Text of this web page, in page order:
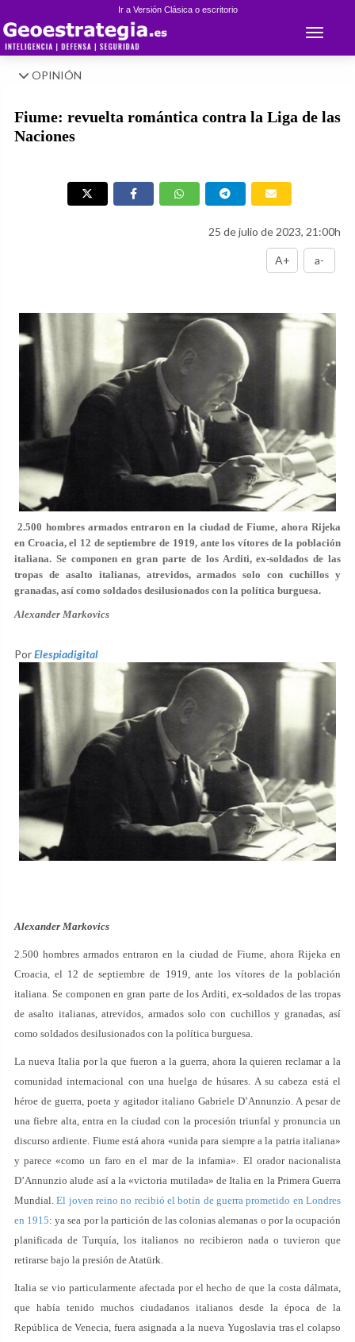
Ir a Versión Clásica o escritorio
Toggle
OPINIÓN
Fiume: revuelta romántica contra la Liga de las
Naciones
25 de julio de 2023, 21:00h
A+ a-
2.500 hombres armados entraron en la ciudad de Fiume, ahora Rijeka
en Croacia, el 12 de septiembre de 1919, ante los vítores de la población
italiana. Se componen en gran parte de los Arditi, ex-soldados de las
tropas de asalto italianas, atrevidos, armados solo con cuchillos y
granadas, así como soldados desilusionados con la política burguesa.
Alexander Markovics
PorElespiadigital
Alexander Markovics
2.500 hombres armados entraron en la ciudad de Fiume, ahora Rijeka en
Croacia, el 12 de septiembre de 1919, ante los vítores de la población
italiana. Se componen en gran parte de los Arditi, ex-soldados de las tropas
de asalto italianas, atrevidos, armados solo con cuchillos y granadas, así
como soldados desilusionados con la política burguesa.
La nueva Italia por la que fueron a la guerra, ahora la quieren reclamar a la
comunidad internacional con una huelga de húsares. A su cabeza está el
héroe de guerra, poeta y agitador italiano Gabriele D’Annunzio. A pesar de
una fiebre alta, entra en la ciudad con la procesión triunfal y pronuncia un
discurso ardiente. Fiume está ahora «unida para siempre a la patria italiana»
y parece «como un faro en el mar de la infamia». El orador nacionalista
D’Annunzio alude así a la «victoria mutilada» de Italia en la Primera Guerra
Mundial.El joven reino no recibió el botín de guerra prometido en Londres
en 1915: ya sea por la partición de las colonias alemanas o por la ocupación
planificada de Turquía, los italianos no recibieron nada o tuvieron que
retirarse bajo la presión de Atatürk.
Italia se vio particularmente afectada por el hecho de que la costa dálmata,
que había tenido muchos ciudadanos italianos desde la época de la
República de Venecia, fuera asignada a la nueva Yugoslavia tras el colapso